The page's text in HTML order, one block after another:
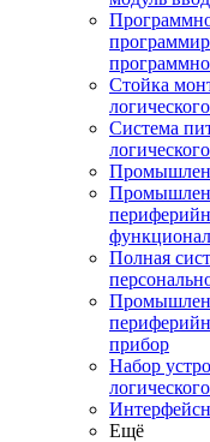
Стойка
Система
Полная
прибор
Набор
Ещё